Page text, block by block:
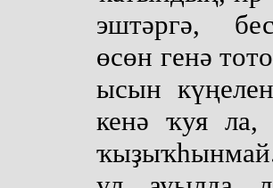
эштәргә,
өсөн генә
ысын
кенә ҡуя ла,